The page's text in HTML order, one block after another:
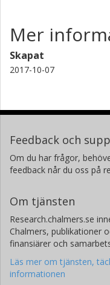
Mer
Skapat
2017-10-07
Feedback och
Om du har frågor,
feedback når du oss på
Om tjänsten
Research.chalmers.se
Chalmers, publikationer
finansiärer och
Läs mer om tjänsten,
informationen